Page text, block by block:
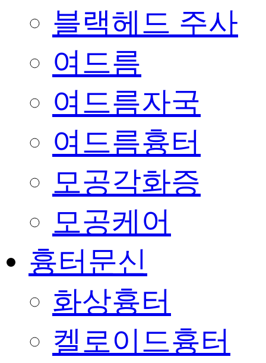
블랙헤드 주사
여드름
여드름자국
여드름흉터
모공각화증
모공케어
흉터문신
화상흉터
켈로이드흉터